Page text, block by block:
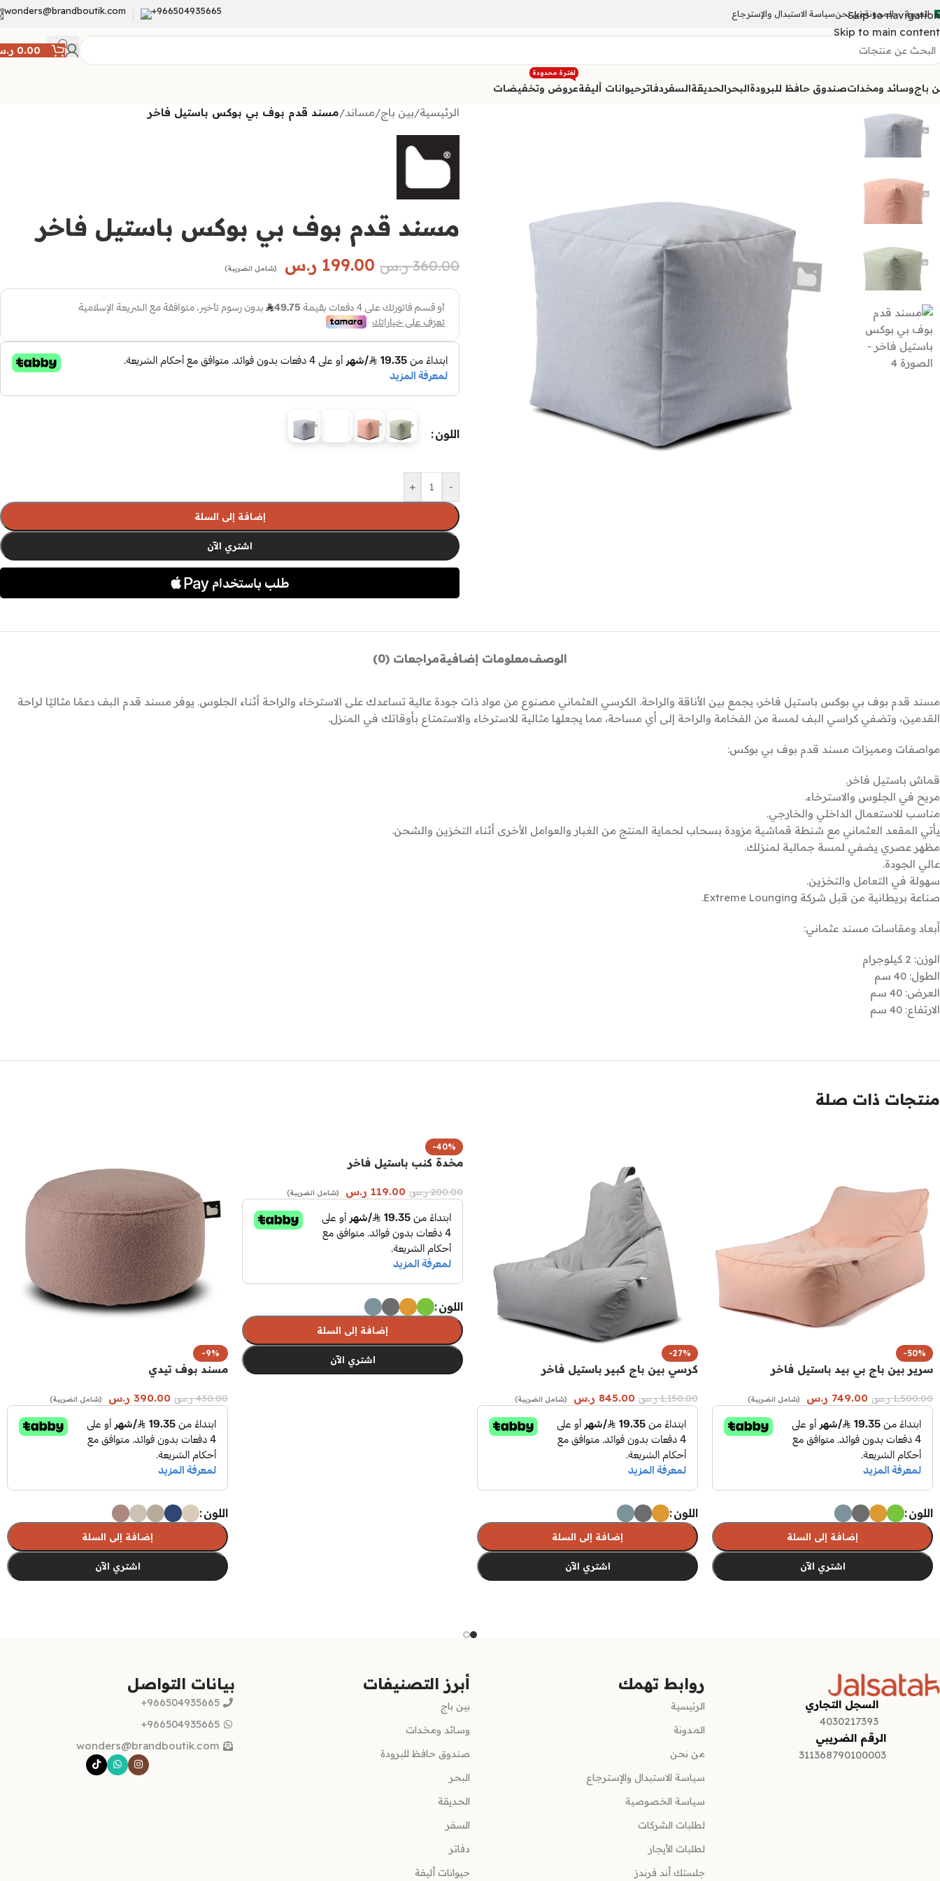
Skip to navigation
Skip to main content
العربية المدونةمن نحنسياسة الاستبدال والإسترجاع 966504935665+
wonders@brandboutik.com
0.00
باجوسائد ومخداتصندوق حافظ للبرودةالبحرالحديقةالسفردفاترحيوانات أليفةعروض وتخفيضات
لفترة محدودة
الرئيسية/بين باج/مساند/مسند قدم بوف بي بوكس باستيل فاخر
مسند قدم بوف بي بوكس باستيل فاخر
360.00 ر.س 199.00 ر.س (شامل الضريبة)
اللون
-
+
إضافة إلى السلة
اشتري الآن
الوصفمعلومات إضافيةمراجعات (0)
مسند قدم بوف بي بوكس باستيل فاخر، يجمع بين الأناقة والراحة. الكرسي العثماني مصنوع من مواد ذات جودة عالية تساعدك على الاسترخاء والراحة أثناء الجلوس. يوفر مسند قدم البف دعمًا مثاليًا لراحة
القدمين، وتضفي كراسي البف لمسة من الفخامة والراحة إلى أي مساحة، مما يجعلها مثالية للاسترخاء والاستمتاع بأوقاتك في المنزل.
مواصفات ومميزات مسند قدم بوف بي بوكس:
قماش باستيل فاخر.
مريح في الجلوس والاسترخاء.
مناسب للاستعمال الداخلي والخارجي.
يأتي المقعد العثماني مع شنطة قماشية مزودة بسحاب لحماية المنتج من الغبار والعوامل الأخرى أثناء التخزين والشحن.
مظهر عصري يضفي لمسة جمالية لمنزلك.
عالي الجودة.
سهولة في التعامل والتخزين.
صناعة بريطانية من قبل شركة Extreme Lounging.
أبعاد ومقاسات مسند عثماني:
الوزن: 2 كيلوجرام
الطول: 40 سم
العرض: 40 سم
الارتفاع: 40 سم
منتجات ذات صلة
-50%
سرير بين باج بي بيد باستيل فاخر
1,500.00 ر.س 749.00 ر.س (شامل الضريبة)
اللون
إضافة إلى السلة
اشتري الآن
-27%
كرسي بين باج كبير باستيل فاخر
1,150.00 ر.س 845.00 ر.س (شامل الضريبة)
اللون
إضافة إلى السلة
اشتري الآن
-40%
مخدة كنب باستيل فاخر
200.00 ر.س 119.00 ر.س (شامل الضريبة)
اللون
إضافة إلى السلة
اشتري الآن
-9%
مسند بوف تيدي
430.00 ر.س 390.00 ر.س (شامل الضريبة)
اللون
إضافة إلى السلة
اشتري الآن
السجل التجاري
4030217393
الرقم الضريبي
311368790100003
روابط تهمك
الرئيسية
المدونة
من نحن
سياسة الاستبدال والإسترجاع
سياسة الخصوصية
لطلبات الشركات
لطلبات الأيجار
جلستك أند فرندز
أبرز التصنيفات
بين باج
وسائد ومخدات
صندوق حافظ للبرودة
البحر
الحديقة
السفر
دفاتر
حيوانات أليفة
بيانات التواصل
966504935665+
966504935665+
wonders@brandboutik.com